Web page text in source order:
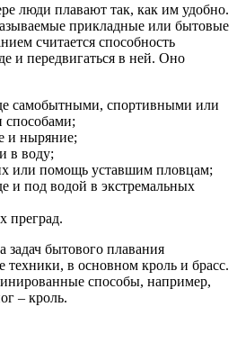
люди плавают так, как им удобно.
прикладные или бытовые
считается способность
и передвигаться в ней. Оно
самобытными, спортивными или
и ныряние;
в воду;
или помощь уставшим пловцам;
и под водой в экстремальных
преград.
бытового плавания
техники, в основном кроль и брасс.
способы, например,
– кроль.